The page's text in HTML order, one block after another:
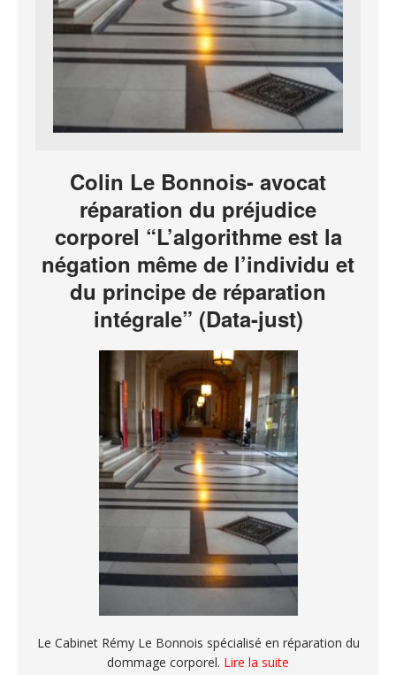
Colin Le Bonnois- avocat
réparation du préjudice
corporel “L’algorithme est la
négation même de l’individu et
du principe de réparation
intégrale” (Data-just)
Le Cabinet Rémy Le Bonnois spécialisé en réparation du
dommage corporel. Lire la suite